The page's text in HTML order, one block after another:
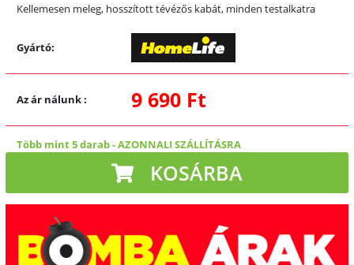
Kellemesen meleg, hosszított tévézős kabát, minden testalkatra
Gyártó:
Az ár nálunk: 9 690 Ft
Több mint 5 darab-AZONNALI SZÁLLÍTÁSRA
KOSÁRBA